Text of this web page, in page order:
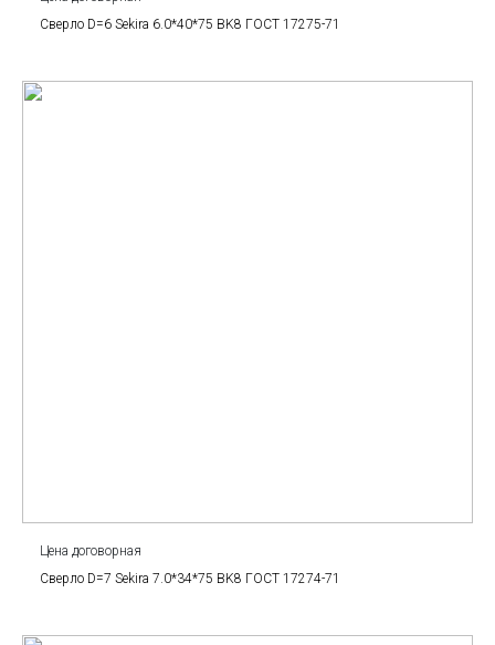
Сверло D=6 Sekira 6.0*40*75 BK8 ГОСТ 17275-71
Цена договорная
Сверло D=7 Sekira 7.0*34*75 BK8 ГОСТ 17274-71